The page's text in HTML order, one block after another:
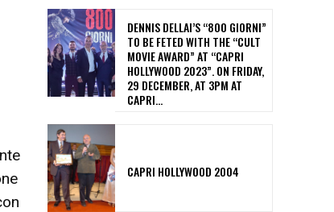
DENNIS DELLAI’S “800 GIORNI”
TO BE FETED WITH THE “CULT
MOVIE AWARD” AT “CAPRI
HOLLYWOOD 2023”. ON FRIDAY,
29 DECEMBER, AT 3PM AT
CAPRI...
CAPRI HOLLYWOOD 2004